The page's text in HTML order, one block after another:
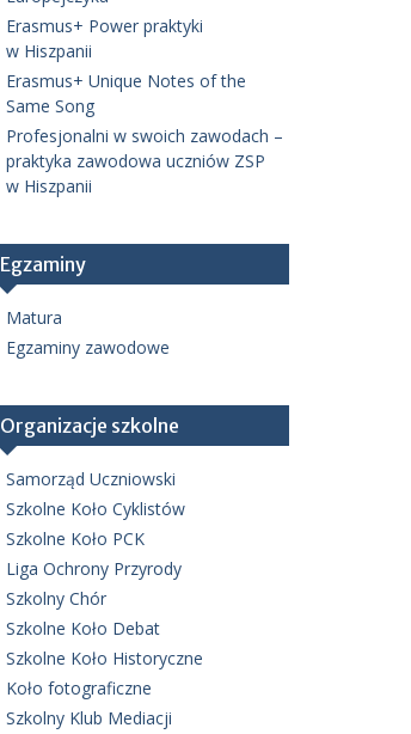
Erasmus+ Power praktyki
w Hiszpanii
Erasmus+ Unique Notes of the
Same Song
Profesjonalni w swoich zawodach –
praktyka zawodowa uczniów ZSP
w Hiszpanii
Egzaminy
Matura
Egzaminy zawodowe
Organizacje szkolne
Samorząd Uczniowski
Szkolne Koło Cyklistów
Szkolne Koło PCK
Liga Ochrony Przyrody
Szkolny Chór
Szkolne Koło Debat
Szkolne Koło Historyczne
Koło fotograficzne
Szkolny Klub Mediacji